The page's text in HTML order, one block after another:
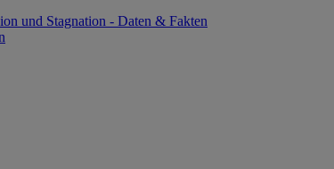
und Stagnation - Daten & Fakten